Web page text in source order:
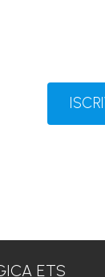
ETS